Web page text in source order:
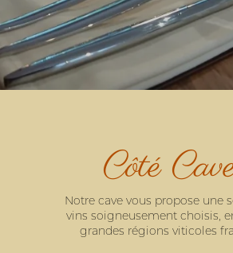
Côté
Notre cave vous propose une
vins soigneusement choisis,
grandes régions viticoles